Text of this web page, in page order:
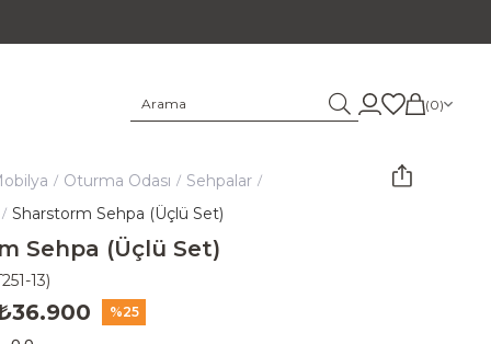
0
Oturma Odası
Sehpalar
Sharstorm Sehpa (Üçlü Set)
Sehpa (Üçlü Set)
13)
25